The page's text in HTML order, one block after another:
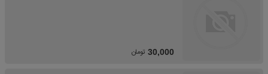
30,000 تومان